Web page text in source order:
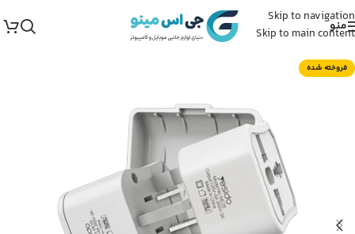
Skip to navigation
Skip to main content
منو
فروخته شده